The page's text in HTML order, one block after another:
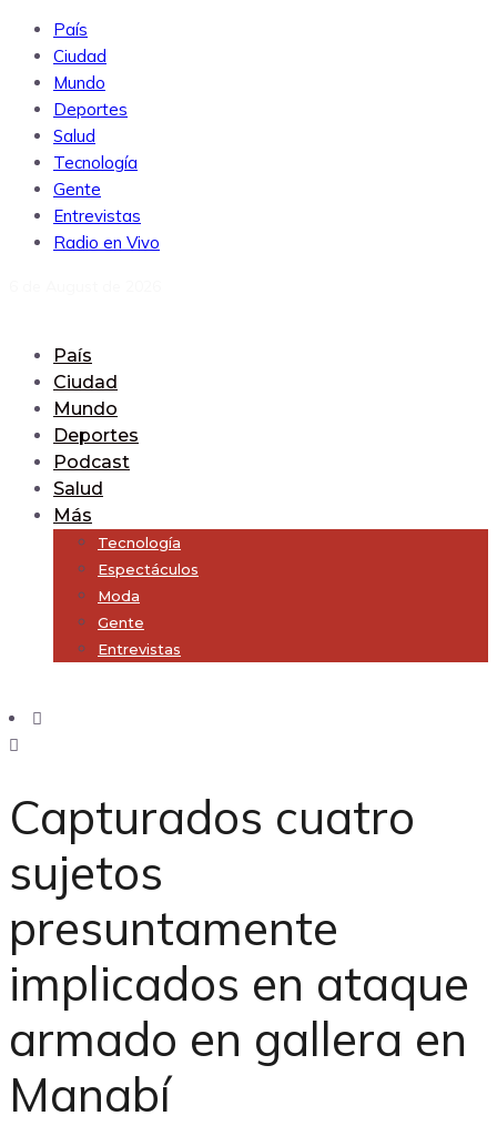
País
Ciudad
Mundo
Deportes
Salud
Tecnología
Gente
Entrevistas
Radio en Vivo
País
Ciudad
Mundo
Deportes
Podcast
Salud
Más
Tecnología
Espectáculos
Moda
Gente
Entrevistas
Capturados cuatro
sujetos
presuntamente
implicados en ataque
armado en gallera en
Manabí